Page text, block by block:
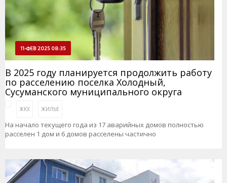
11-ФЕВ 2025 08:35
В 2025 году планируется продолжить работу
по расселению поселка Холодный,
Сусуманского муниципального округа
ЖКХ ЖИЛЬЕ
На начало текущего года из 17 аварийных домов полностью
расселен 1 дом и 6 домов расселены частично